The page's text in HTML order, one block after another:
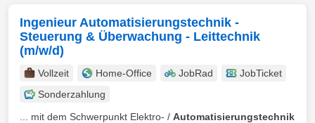
Ingenieur Automatisierungstechnik -
Steuerung & Überwachung - Leittechnik
(m/w/d)
Vollzeit Home-Office JobRad
JobTicket
Sonderzahlung
... mit dem Schwerpunkt Elektro- / Automatisierungstechnik